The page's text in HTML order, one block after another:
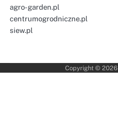
agro-garden.pl
centrumogrodniczne.pl
siew.pl
Copyright © 2026